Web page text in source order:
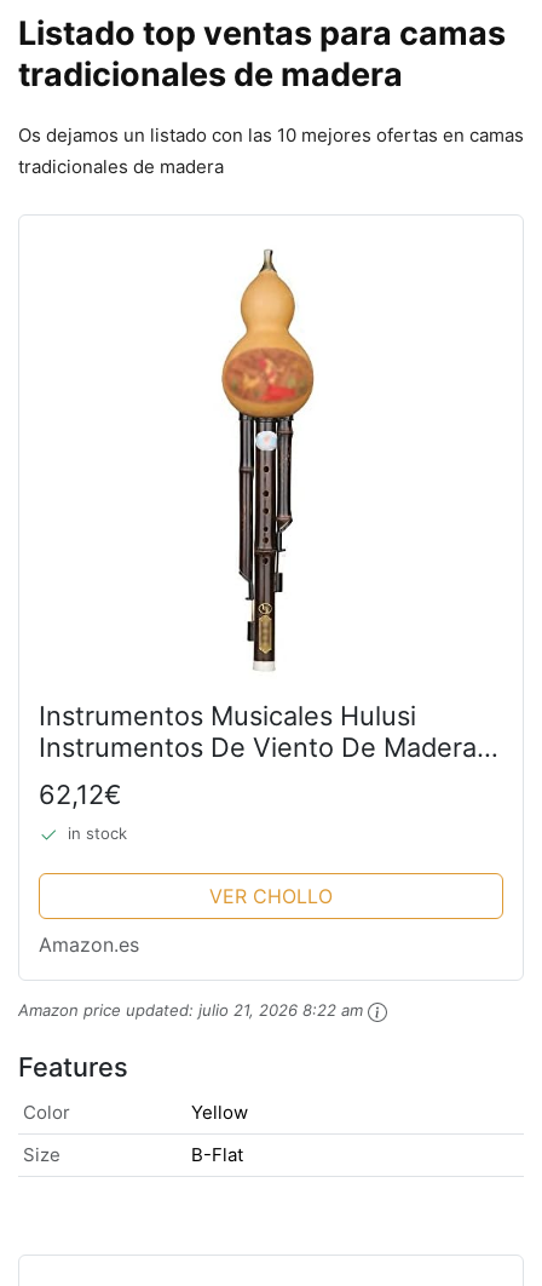
Listado top ventas para camas
tradicionales de madera
Os dejamos un listado con las 10 mejores ofertas en camas
tradicionales de madera
Instrumentos Musicales Hulusi
Instrumentos De Viento De Madera
Chinos Tradicionales C-Key B-Flat A-
Key Introducción A Niños Y
Estudiantes (Color : Yellow,...
62,12€
in stock
VER CHOLLO
Amazon.es
Amazon price updated: julio 21, 2026 8:22 am
Features
Color
Yellow
Size
B-Flat